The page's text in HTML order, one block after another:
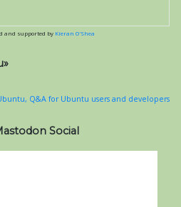
and supported by Kieran O'Shea
Social